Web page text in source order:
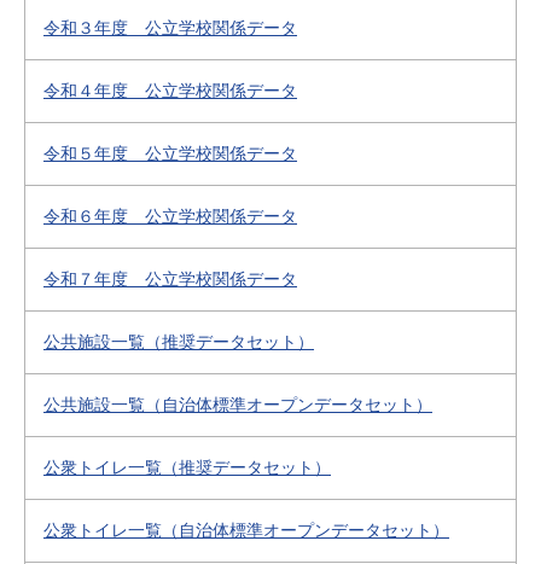
令和３年度 公立学校関係データ
令和４年度 公立学校関係データ
令和５年度 公立学校関係データ
令和６年度 公立学校関係データ
令和７年度 公立学校関係データ
公共施設一覧（推奨データセット）
公共施設一覧（自治体標準オープンデータセット）
公衆トイレ一覧（推奨データセット）
公衆トイレ一覧（自治体標準オープンデータセット）